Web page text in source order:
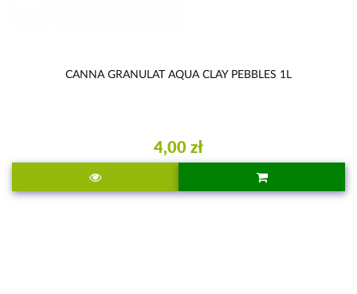
CANNA GRANULAT AQUA CLAY PEBBLES 1L
4,00 zł